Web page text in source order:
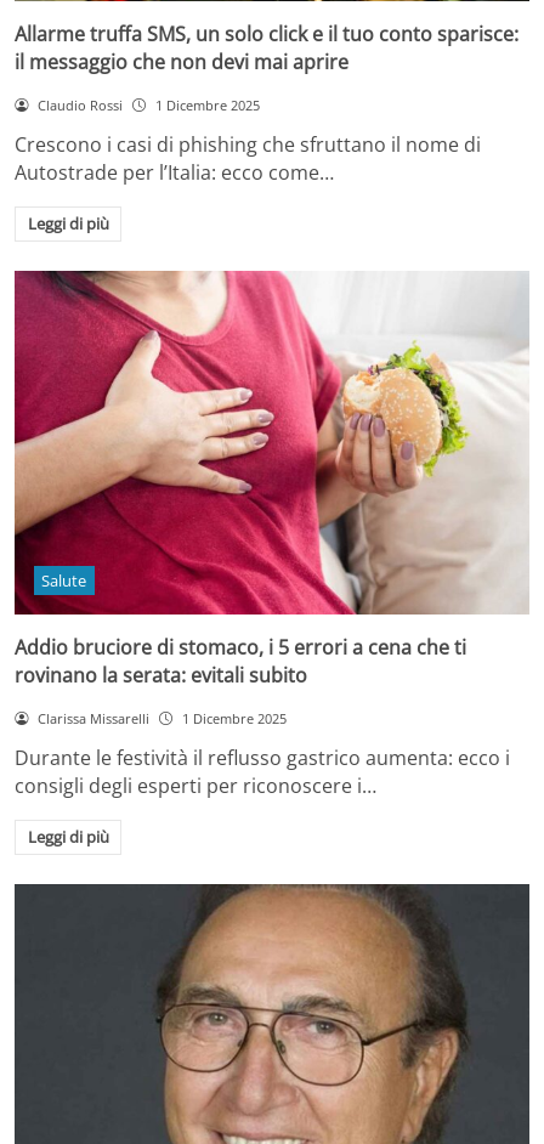
Allarme truffa SMS, un solo click e il tuo conto sparisce:
il messaggio che non devi mai aprire
Claudio Rossi 1 Dicembre 2025
Crescono i casi di phishing che sfruttano il nome di
Autostrade per l’Italia: ecco come…
Leggi di più
Salute
Addio bruciore di stomaco, i 5 errori a cena che ti
rovinano la serata: evitali subito
Clarissa Missarelli 1 Dicembre 2025
Durante le festività il reflusso gastrico aumenta: ecco i
consigli degli esperti per riconoscere i…
Leggi di più